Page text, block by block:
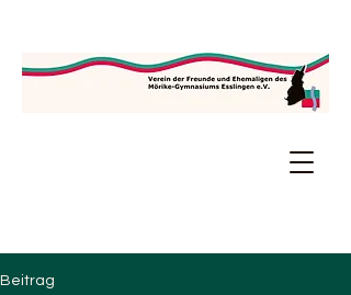
Beitrag